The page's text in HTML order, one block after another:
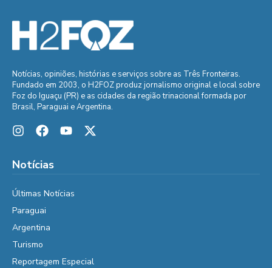
Notícias, opiniões, histórias e serviços sobre as Três Fronteiras.
Fundado em 2003, o H2FOZ produz jornalismo original e local sobre
Foz do Iguaçu (PR) e as cidades da região trinacional formada por
Brasil, Paraguai e Argentina.
Notícias
Últimas Notícias
Paraguai
Argentina
Turismo
Reportagem Especial